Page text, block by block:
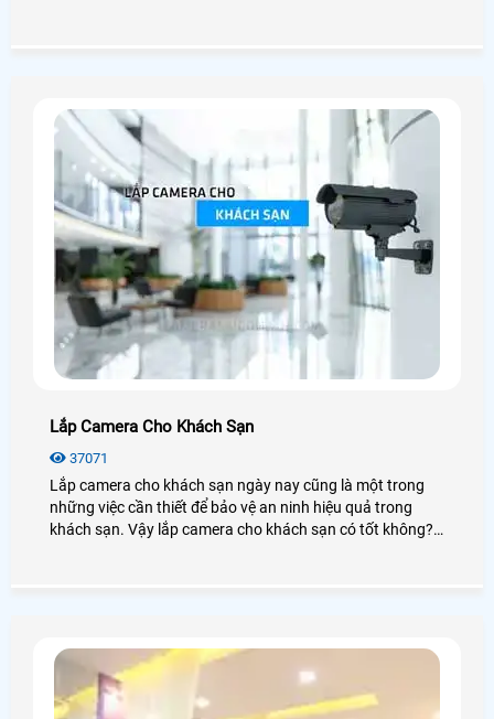
Lắp Camera Cho Khách Sạn
37071
Lắp camera cho khách sạn ngày nay cũng là một trong
những việc cần thiết để bảo vệ an ninh hiệu quả trong
khách sạn. Vậy lắp camera cho khách sạn có tốt không?